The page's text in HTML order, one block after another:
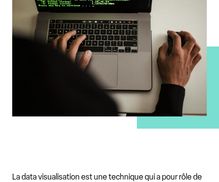
La data visualisation est une technique qui a pour rôle de